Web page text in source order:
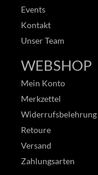
Events
Kontakt
Unser Team
WEBSHOP
Mein Konto
Merkzettel
Widerrufsbelehrung
Retoure
Versand
Zahlungsarten